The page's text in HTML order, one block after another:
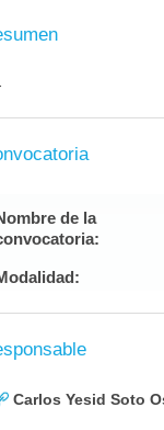
de la
Carlos Yesid Soto